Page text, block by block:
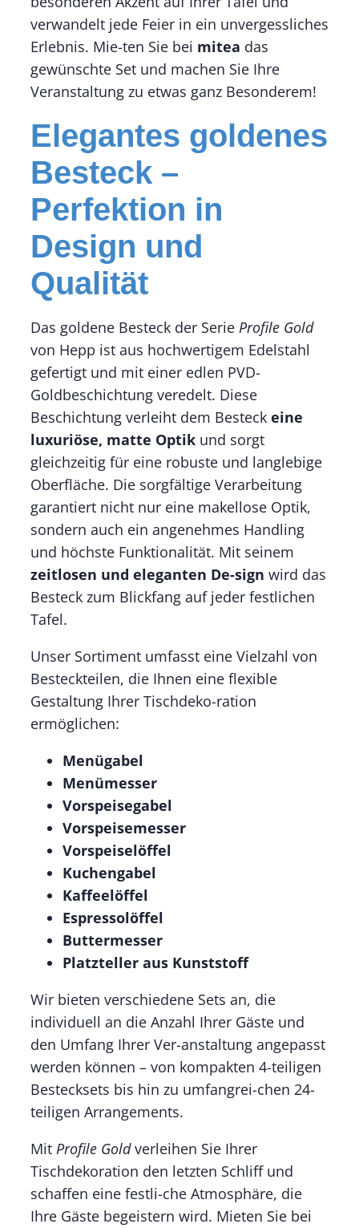
verwandelt jede Feier in ein unvergessliches
Erlebnis. Mie-ten Sie bei mitea das
gewünschte Set und machen Sie Ihre
Veranstaltung zu etwas ganz Besonderem!
Elegantes goldenes
Besteck –
Perfektion in
Design und
Qualität
Das goldene Besteck der Serie Profile Gold
von Hepp ist aus hochwertigem Edelstahl
gefertigt und mit einer edlen PVD-
Goldbeschichtung veredelt. Diese
Beschichtung verleiht dem Besteck eine
luxuriöse, matte Optik und sorgt
gleichzeitig für eine robuste und langlebige
Oberfläche. Die sorgfältige Verarbeitung
garantiert nicht nur eine makellose Optik,
sondern auch ein angenehmes Handling
und höchste Funktionalität. Mit seinem
zeitlosen und eleganten De-sign wird das
Besteck zum Blickfang auf jeder festlichen
Tafel.
Unser Sortiment umfasst eine Vielzahl von
Besteckteilen, die Ihnen eine flexible
Gestaltung Ihrer Tischdeko-ration
ermöglichen:
Menügabel
Menümesser
Vorspeisegabel
Vorspeisemesser
Vorspeiselöffel
Kuchengabel
Kaffeelöffel
Espressolöffel
Buttermesser
Platzteller aus Kunststoff
Wir bieten verschiedene Sets an, die
individuell an die Anzahl Ihrer Gäste und
den Umfang Ihrer Ver-anstaltung angepasst
werden können – von kompakten 4-teiligen
Bestecksets bis hin zu umfangrei-chen 24-
teiligen Arrangements.
Mit Profile Goldverleihen Sie Ihrer
Tischdekoration den letzten Schliff und
schaffen eine festli-che Atmosphäre, die
Ihre Gäste begeistern wird. Mieten Sie bei